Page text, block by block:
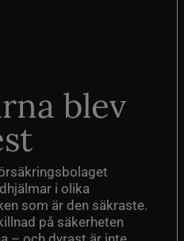
blev
i olika
som är den säkraste.
på säkerheten